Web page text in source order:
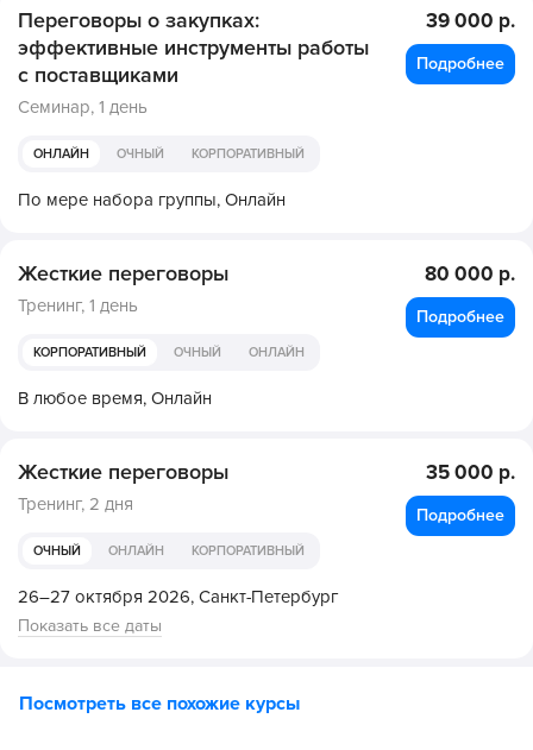
Переговоры о закупках:
эффективные инструменты работы
с поставщиками
Семинар, 1 день
ОНЛАЙН ОЧНЫЙ КОРПОРАТИВНЫЙ
По мере набора группы, Онлайн
39 000 р.
Подробнее
Жесткие переговоры
Тренинг, 1 день
КОРПОРАТИВНЫЙ ОЧНЫЙ ОНЛАЙН
В любое время, Онлайн
80 000 р.
Подробнее
Жесткие переговоры
Тренинг, 2 дня
ОЧНЫЙ ОНЛАЙН КОРПОРАТИВНЫЙ
26–27 октября 2026, Санкт-Петербург
Показать все даты
35 000 р.
Подробнее
Посмотреть все похожие курсы